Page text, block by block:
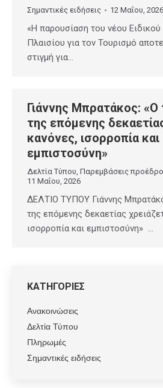
Σημαντικές ειδήσεις 12 Μαΐου, 2026
«Η παρουσίαση του νέου
Πλαισίου για τον Τουρισμό
στιγμή για…
Γιάννης Μπρατάκος: «Ο
της επόμενης
κανόνες, ισορροπία και
εμπιστοσύνη»
Δελτία Τύπου, Παρεμβάσεις
11 Μαΐου, 2026
ΔΕΛΤΙΟ ΤΥΠΟΥ Γιάννης
της επόμενης δεκαετίας
ισορροπία και εμπιστοσύνη» …
ΚΑΤΗΓΟΡΙΕΣ
Ανακοινώσεις
Δελτία Τύπου
Πληρωμές
Σημαντικές ειδήσεις